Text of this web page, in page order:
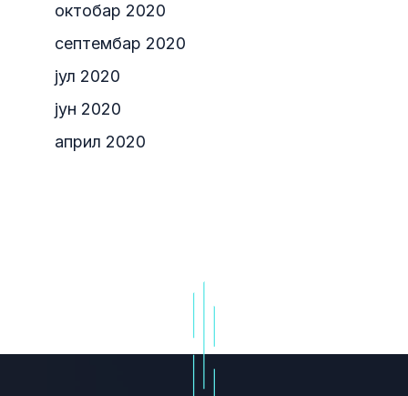
октобар 2020
септембар 2020
јул 2020
јун 2020
април 2020